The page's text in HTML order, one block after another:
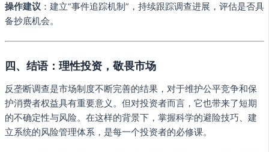
操作建议 ：建立“事件追踪机制”，持续跟踪调查进展，评估是否具
备抄底机会。
四、结语：理性投资，敬畏市场
反垄断调查是市场制度不断完善的结果，对于维护公平竞争和保
护消费者权益具有重要意义。但对投资者而言，它也带来了短期
的不确定性与风险。在这样的背景下，掌握科学的避险技巧、建
立系统的风险管理体系，是每一个投资者的必修课。